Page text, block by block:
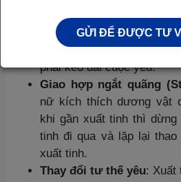
Thư giãn: cố gắng không
phải kéo dài cuộc yêu.
Giao hợp ngắt quãng
nữ kích thích dương vật
khi gần xuất tinh thì
tinh đi qua và lặp lại
xuất tinh.
Thay đổi tư thế yêu: Xuất
GỬI ĐỂ ĐƯỢC TƯ